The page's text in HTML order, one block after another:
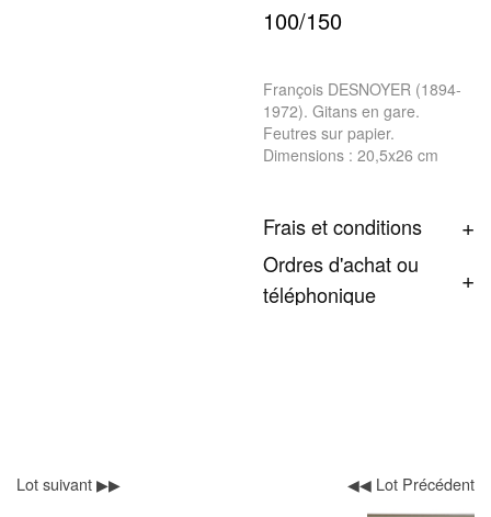
100/150
François DESNOYER (1894-
1972). Gitans en gare.
Feutres sur papier.
Dimensions : 20,5x26 cm
Frais et conditions
Ordres d'achat ou
téléphonique
Lot suivant ▶▶ ◀◀ Lot Précédent